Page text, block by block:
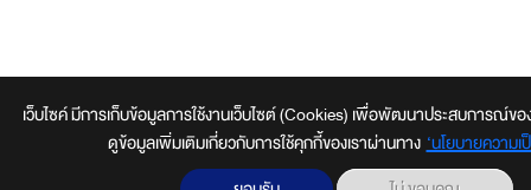
เว็บไซค์ มีการเก็บข้อมูลการใช้งานเว็บไซต์ (Cookies) เพื่อพัฒนาประสบการณ์ข
ดูข้อมูลเพิ่มเติมเกี่ยวกับการใช้คุกกี้ของเราผ่านทาง‘นโยบายความ